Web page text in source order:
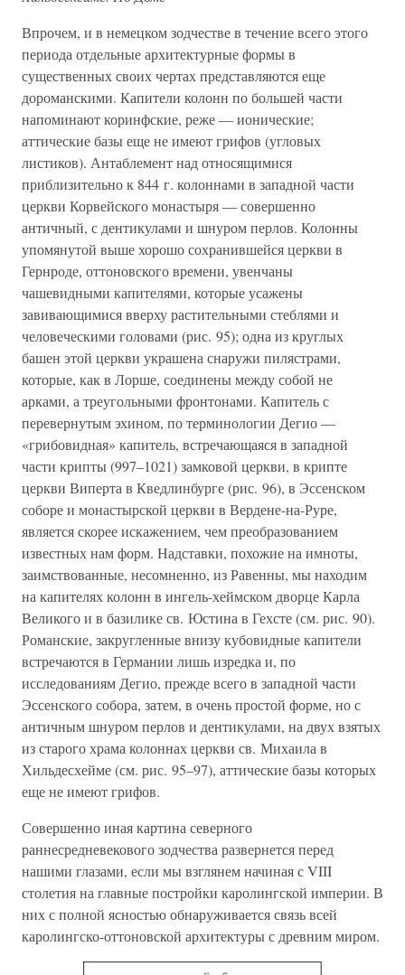
Впрочем, и в немецком зодчестве в течение всего этого
периода отдельные архитектурные формы в
существенных своих чертах представляются еще
дороманскими. Капители колонн по большей части
напоминают коринфские, реже — ионические;
аттические базы еще не имеют грифов (угловых
листиков). Антаблемент над относящимися
приблизительно к 844 г. колоннами в западной части
церкви Корвейского монастыря — совершенно
античный, с дентикулами и шнуром перлов. Колонны
упомянутой выше хорошо сохранившейся церкви в
Гернроде, оттоновского времени, увенчаны
чашевидными капителями, которые усажены
завивающимися вверху растительными стеблями и
человеческими головами (рис. 95); одна из круглых
башен этой церкви украшена снаружи пилястрами,
которые, как в Лорше, соединены между собой не
арками, а треугольными фронтонами. Капитель с
перевернутым эхином, по терминологии Дегио —
«грибовидная» капитель, встречающаяся в западной
части крипты (997–1021) замковой церкви, в крипте
церкви Виперта в Кведлинбурге (рис. 96), в Эссенском
соборе и монастырской церкви в Вердене-на-Руре,
является скорее искажением, чем преобразованием
известных нам форм. Надставки, похожие на имноты,
заимствованные, несомненно, из Равенны, мы находим
на капителях колонн в ингель-хеймском дворце Карла
Великого и в базилике св. Юстина в Гехсте (см. рис. 90).
Романские, закругленные внизу кубовидные капители
встречаются в Германии лишь изредка и, по
исследованиям Дегио, прежде всего в западной части
Эссенского собора, затем, в очень простой форме, но с
античным шнуром перлов и дентикулами, на двух взятых
из старого храма колоннах церкви св. Михаила в
Хильдесхейме (см. рис. 95–97), аттические базы которых
еще не имеют грифов.
Совершенно иная картина северного
раннесредневекового зодчества развернется перед
нашими глазами, если мы взглянем начиная с VIII
столетия на главные постройки каролингской империи. В
них с полной ясностью обнаруживается связь всей
каролингско-оттоновской архитектуры с древним миром.